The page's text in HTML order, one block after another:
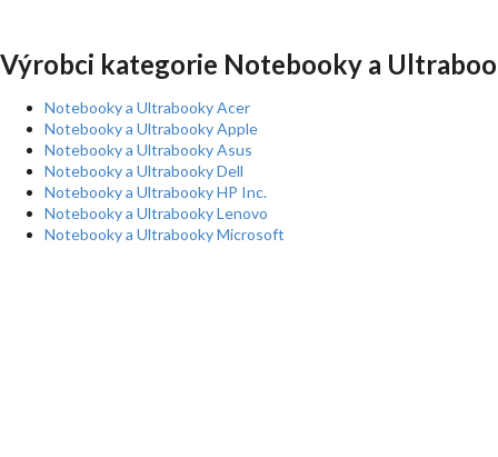
Výrobci kategorie Notebooky a
Notebooky a Ultrabooky Acer
Notebooky a Ultrabooky Apple
Notebooky a Ultrabooky Asus
Notebooky a Ultrabooky Dell
Notebooky a Ultrabooky HP Inc.
Notebooky a Ultrabooky Lenovo
Notebooky a Ultrabooky Microsoft